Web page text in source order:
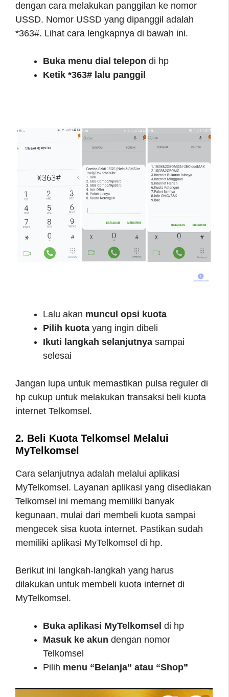
dengan cara melakukan panggilan ke nomor
USSD. Nomor USSD yang dipanggil adalah
*363#. Lihat cara lengkapnya di bawah ini.
Buka menu dial telepon di hp
Ketik *363# lalu panggil
Lalu akan muncul opsi kuota
Pilih kuota yang ingin dibeli
Ikuti langkah selanjutnya sampai
selesai
Jangan lupa untuk memastikan pulsa reguler di
hp cukup untuk melakukan transaksi beli kuota
internet Telkomsel.
2. Beli Kuota Telkomsel Melalui
MyTelkomsel
Cara selanjutnya adalah melalui aplikasi
MyTelkomsel. Layanan aplikasi yang disediakan
Telkomsel ini memang memiliki banyak
kegunaan, mulai dari membeli kuota sampai
mengecek sisa kuota internet. Pastikan sudah
memiliki aplikasi MyTelkomsel di hp.
Berikut ini langkah-langkah yang harus
dilakukan untuk membeli kuota internet di
MyTelkomsel.
Buka aplikasi MyTelkomsel di hp
Masuk ke akun dengan nomor
Telkomsel
Pilih menu “Belanja” atau “Shop”